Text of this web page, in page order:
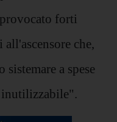
forti
che,
a spese
inutilizzabile".